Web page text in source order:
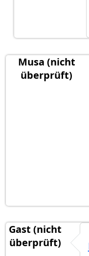
Musa (nicht
überprüft)
Gast (nicht
überprüft)